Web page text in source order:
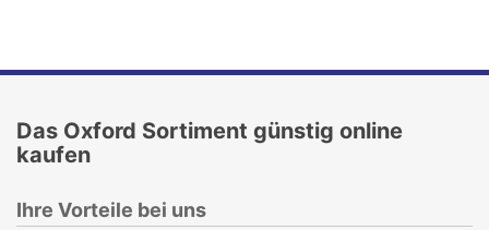
Das Oxford Sortiment günstig online
kaufen
Ihre Vorteile bei uns